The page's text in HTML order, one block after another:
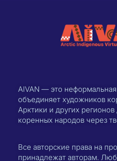
AIVAN — это
объединяет художников
Арктики и других
коренных народов через
Все авторские права на
принадлежат авторам.